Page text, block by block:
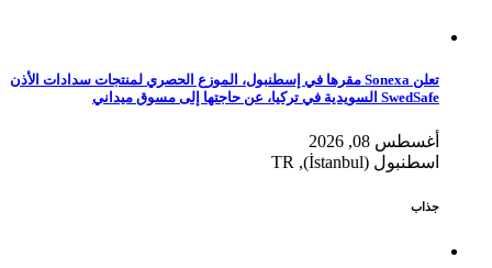
تعلن Sonexa مقرها في إسطنبول، الموزع الحصري لمنتجات سدادات الأذن
SwedSafe السويدية في تركيا، عن حاجتها إلى مسوق ميداني
أغسطس 08, 2026
اسطنبول (İstanbul), TR
جذاب